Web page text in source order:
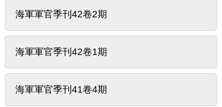
海軍軍官季刊42卷2期
海軍軍官季刊42卷1期
海軍軍官季刊41卷4期